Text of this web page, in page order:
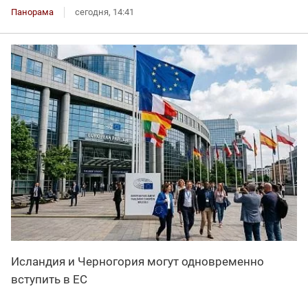
Панорама сегодня, 14:41
Исландия и Черногория могут одновременно
вступить в ЕС